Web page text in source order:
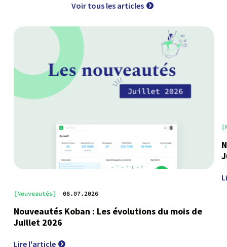
Voir tous les articles
[Nouveautés] 08.07.2026
Nouveautés Koban : Les évolutions du mois de
Juillet 2026
Lire l'article